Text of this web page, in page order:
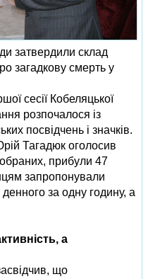
затвердили склад
загадкову смерть у
сесії Кобеляцької
розпочалося із
посвідчень і значків.
Тагадюк оголосив
обраних, прибули 47
запропонували
за одну годину, а
а
що